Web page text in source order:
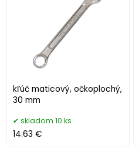
kľúč maticový, očkoplochý,
30 mm
skladom 10 ks
14.63 €